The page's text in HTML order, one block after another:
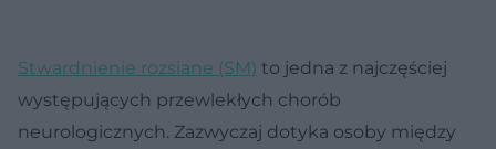
Stwardnienie rozsiane (SM) to jedna z najczęściej
występujących przewlekłych chorób
neurologicznych. Zazwyczaj dotyka osoby między